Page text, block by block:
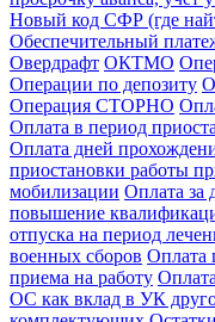
Новый код СФР (где
Обеспечительный
Овердрафт ОКТМО
Операции по депозиту
Операция СТОРНО
Оплата в период
Оплата дней
приостановки работы
мобилизации Оплата за
повышение
отпуска на период
военных сборов Оплата
приема на работу
ОС как вклад в УК